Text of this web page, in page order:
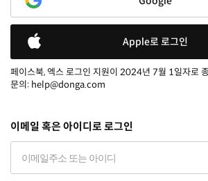
Apple로 로그인
페이스북, 엑스 로그인 지원이 2024년 7월 1일자로
문의: help@donga.com
이메일 혹은 아이디로 로그인